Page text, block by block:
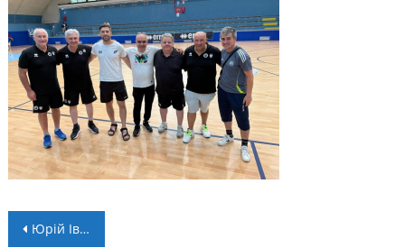
Навігація
Юрій Іванишин: “Постійно думаю над впровадженням нових ідей”